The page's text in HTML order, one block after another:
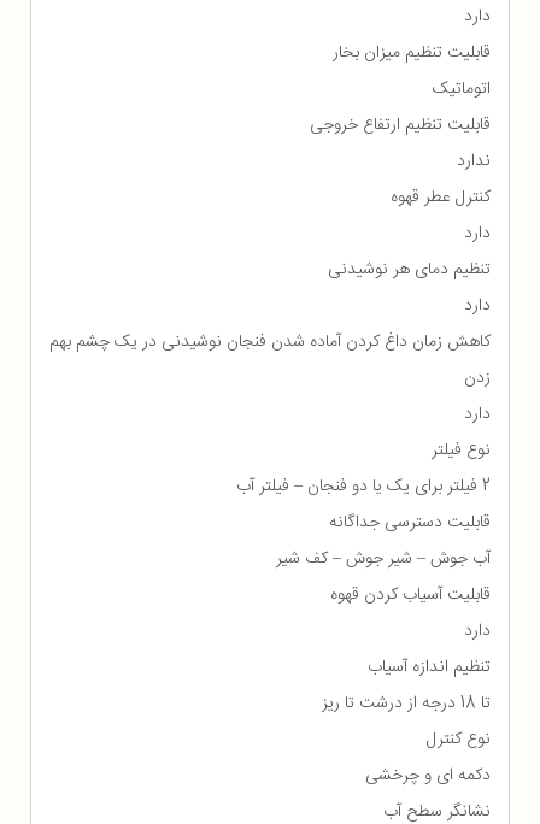
دارد
قابلیت تنظیم میزان بخار
اتوماتیک
قابلیت تنظیم ارتفاع خروجی
ندارد
کنترل عطر قهوه
دارد
تنظیم دمای هر نوشیدنی
دارد
کاهش زمان داغ کردن آماده شدن فنجان نوشیدنی در یک چشم بهم
زدن
دارد
نوع فیلتر
2 فیلتر برای یک یا دو فنجان – فیلتر آب
قابلیت دسترسی جداگانه
آب جوش – شیر جوش – کف شیر
قابلیت آسیاب کردن قهوه
دارد
تنظیم اندازه آسیاب
تا 18 درجه از درشت تا ریز
نوع کنترل
دکمه ای و چرخشی
نشانگر سطح آب